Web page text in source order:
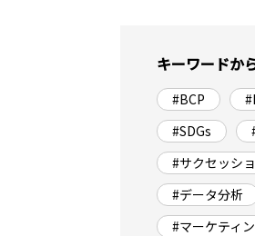
キーワードか
#BCP
#SDGs
#サクセッシ
#データ分析
#マーケティ